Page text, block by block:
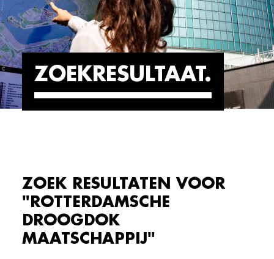
ZOEKRESULTAAT
ZOEK RESULTATEN VOOR
"ROTTERDAMSCHE
DROOGDOK
MAATSCHAPPIJ"